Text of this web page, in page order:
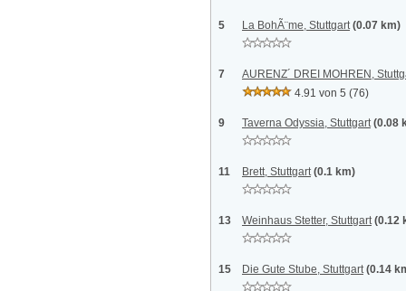
5 La BohÃ¨me, Stuttgart (0.07 km)
7
AURENZ´ DREI MOHREN,
4.91 von 5 (76)
9 Taverna Odyssia, Stuttgart (0.08
11 Brett, Stuttgart (0.1 km)
13 Weinhaus Stetter, Stuttgart (0.12
15 Die Gute Stube, Stuttgart (0.14